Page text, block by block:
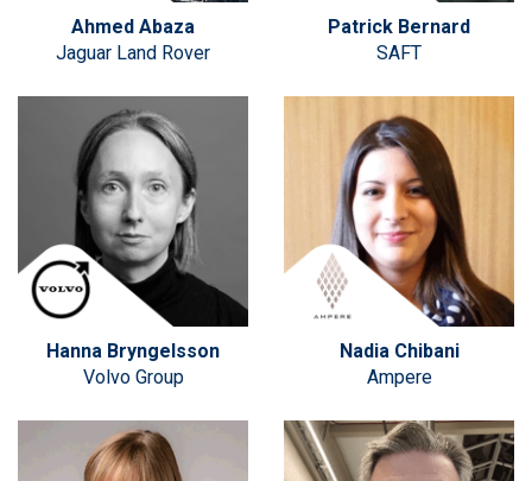
Ahmed Abaza
Jaguar Land Rover
Patrick Bernard
SAFT
Hanna Bryngelsson
Volvo Group
Nadia Chibani
Ampere